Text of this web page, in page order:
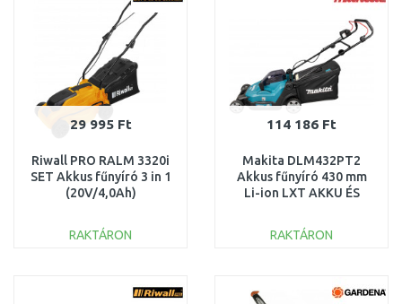
29 995 Ft
Riwall PRO RALM 3320i
SET Akkus fűnyíró 3 in 1
(20V/4,0Ah)
SZERVIZELT
RAKTÁRON
Összehasonlítás
114 186 Ft
Makita DLM432PT2
Akkus fűnyíró 430 mm
Li-ion LXT AKKU ÉS
RAKTÁRON
Összehasonlítás